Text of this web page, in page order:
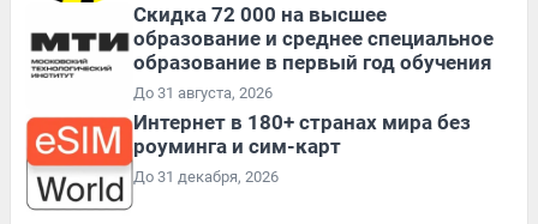
Скидка 72 000 на высшее
образование и среднее специальное
образование в первый год обучения
До 31 августа, 2026
Интернет в 180+ странах мира без
роуминга и сим-карт
До 31 декабря, 2026